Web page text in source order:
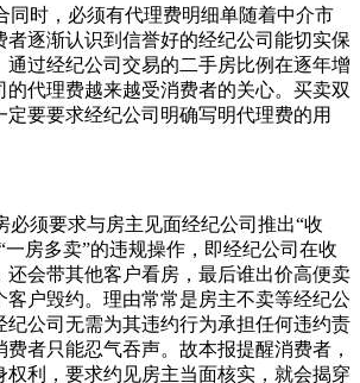
同时，必须有代理费明细单随着中介市
者逐渐认识到信誉好的经纪公司能切实保
通过经纪公司交易的二手房比例在逐年增
的代理费越来越受消费者的关心。买卖双
要要求经纪公司明确写明代理费的用
必须要求与房主见面经纪公司推出“收
一房多卖”的违规操作，即经纪公司在收
还会带其他客户看房，最后谁出价高便卖
客户毁约。理由常常是房主不卖等经纪公
纪公司无需为其违约行为承担任何违约责
者只能忍气吞声。故本报提醒消费者，
权利，要求约见房主当面核实，就会揭穿